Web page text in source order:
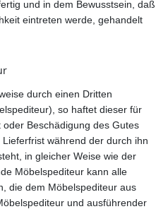
und in dem Bewusstsein, daß
eintreten werde, gehandelt
durch einen Dritten
so haftet dieser für
Beschädigung des Gutes
während der durch ihn
in gleicher Weise wie der
Möbelspediteur kann alle
die dem Möbelspediteur aus
und ausführender